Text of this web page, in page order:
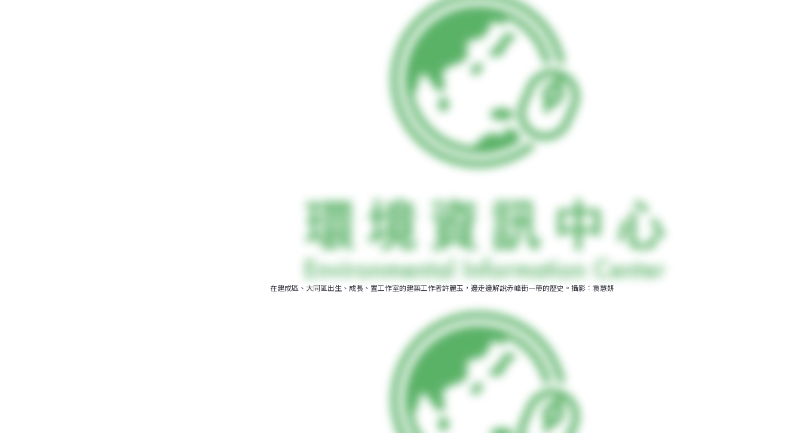
在建成區、大同區出生、成長、置工作室的建築工作者許麗玉，邊走邊解說赤峰街一帶的歷史。攝影︰袁慧妍